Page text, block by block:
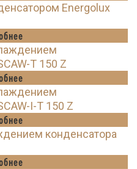
Energolux
T 150 Z
I-T 150 Z
конденсатора